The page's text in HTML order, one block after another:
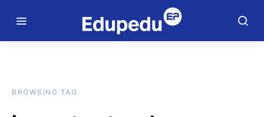
BROWSING TAG